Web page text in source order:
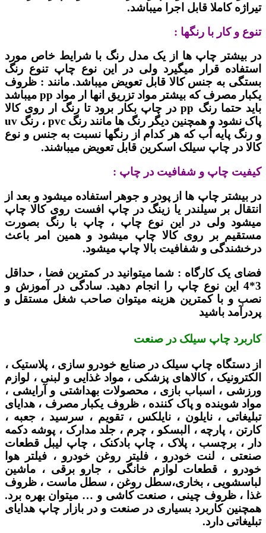
تیراژه کاملا قابل اجرا میباشد.
تنوع و کار با رنگها :
در بیشتر چاپ ها از یک مدل رنگ با شرایط خاص مورد
استفاده قرار میگیرد ولی در این نوع چاپ تنوع رنگ
بستگی به جنس کالا قابل تعویض میباشد. مانند : ظروف
یکبار مصرف که بیشتر مواد تزریق انها ار مواد pp میباشد
باید حتما رنگ pp در چاپ بکار برود تا رنگ ار روی کالا
پاک نشود و همچنین دیگر رنگ ها مانند رنگ pvc ، رنگ uv
و رنگ پایه آب که هر کدام از رنگها نسبت به جنس و نوع
کالا در چاپ سیلک اسکرین قابل تعویض میباشند.
کیفیت چاپ و شفافیت در چاپ :
در بیشتر چاپ ها از پودر و جوهر استفاده میشود و بعد از
انتقال بر سیلندر یا زینگ در چاپ افست روی کالا چاپ
میشود ولی در این نوع چاپ ، چاپ با رنگ بصورت
مستقیم بر روی کالا چاپ میشود و همین امر باعث
درخشندگی و شفافیت بالا چاپ میشود.
فضای یک کارگاه : شما میتوانید در کمترین فضا ، حداقل
3*4 این نوع چاپ را انجام دهید. سادگی در آموزش و
نصب و با کمترین هزینه میتوان صاحب شغل مستقل و
پردرآمد باشید
کاربرد چاپ سیلک در صنعت
از دستگاه چاپ سیلک در صنایع خودرو سازی ، پلاستیک ،
الکترونیک ، کالاهای پزشکی ، مواد غذایی و لبنی ، لوازم
ورزشی ، اسباب بازی ، محصولات بهداشتی و آرایشی ،
مواد شوینده و پاک کننده ، ظروف یکبار مصرف ، هدایای
تبلیغاتی ، نایلون ، نایلکس ، تقویم ، سرسید ، جعبه ،
کارتن ، پارچه ، البسکو ، چرم ، جلد مدارک ، پوشه دکمه
دار ، برچسب ، پلاک ، چاپ بادکنک ، چاپ لیبل قطعات
صنعتی ، لنت خودرو ، فلیتر روغن خودرو ، فیلتر هوا
خودرو ، قطعات لوازم خانگی ، جارو برقی ، ماشین
لباسشویی ، بخاری،سطل روغن ، سطل ماست ، ظروف
غذا ، ظروف چینی ، صنعت کاشی و … میتوان بهره برد.
همچنین کاربرد بسیاری در صنعت و در بازار چاپ هدایای
تبلیغاتی دارد.